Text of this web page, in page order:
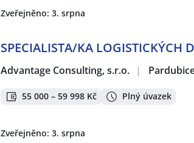
Zveřejněno: 3. srpna
SPECIALISTA/KA LOGISTICKÝCH
Advantage Consulting, s.r.o. |
55 000 – 59 998 Kč Plný úvazek
Zveřejněno: 3. srpna